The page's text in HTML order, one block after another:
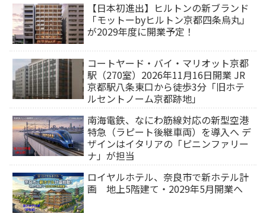
【日本初進出】ヒルトンの新ブランド
「モットーbyヒルトン京都四条烏丸」
が2029年度に開業予定！
コートヤード・バイ・マリオット京都
駅（270室）2026年11月16日開業 JR
京都駅八条東口から徒歩3分「旧ホテ
ルセントノーム京都跡地」
南海電鉄、なにわ筋線対応の新型空港
特急（ラピート後継車両）を導入へ デ
ザインはイタリアの「ピニンファリー
ナ」が担当
ロイヤルホテル、奈良市で新ホテル計
画 地上5階建て・2029年5月開業へ